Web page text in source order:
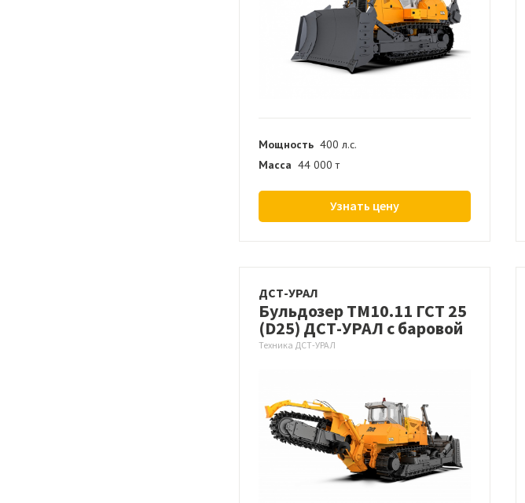
Мощность 400 л.с.
Масса 44 000 т
Узнать цену
ДСТ-УРАЛ
Бульдозер ТМ10.11 ГСТ 25
(D25) ДСТ-УРАЛ с баровой
Техника ДСТ-УРАЛ